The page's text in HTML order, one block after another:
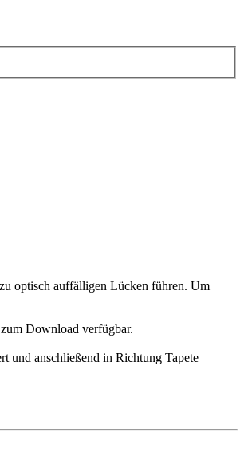
optisch auffälligen Lücken führen. Um
Download verfügbar.
und anschließend in Richtung Tapete